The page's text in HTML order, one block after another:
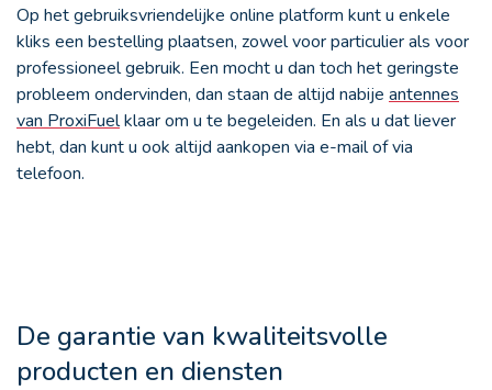
Op het gebruiksvriendelijke online platform kunt u enkele
kliks een bestelling plaatsen, zowel voor particulier als voor
professioneel gebruik. Een mocht u dan toch het geringste
probleem ondervinden, dan staan de altijd nabije antennes
van ProxiFuelklaar om u te begeleiden. En als u dat liever
hebt, dan kunt u ook altijd aankopen via e-mail of via
telefoon.
De garantie van kwaliteitsvolle
producten en diensten